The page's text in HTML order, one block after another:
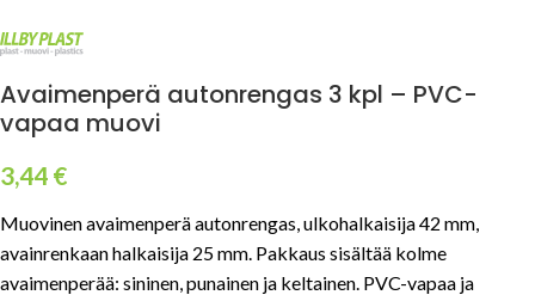
Avaimenperä autonrengas 3 kpl – PVC-
vapaa muovi
3,44 €
Muovinen avaimenperä autonrengas, ulkohalkaisija 42 mm,
avainrenkaan halkaisija 25 mm. Pakkaus sisältää kolme
avaimenperää: sininen, punainen ja keltainen. PVC-vapaa ja